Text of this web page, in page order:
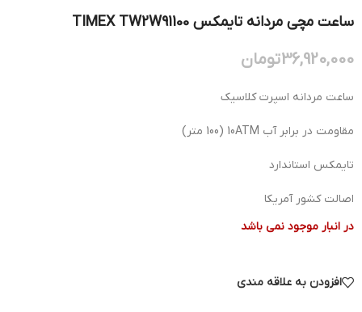
ساعت مچی مردانه تایمکس TIMEX TW2W91100
36,920,000تومان
ساعت مردانه اسپرت کلاسیک
مقاومت در برابر آب 10ATM (100 متر)
تایمکس استاندارد
اصالت کشور آمریکا
در انبار موجود نمی باشد
افزودن به علاقه مندی